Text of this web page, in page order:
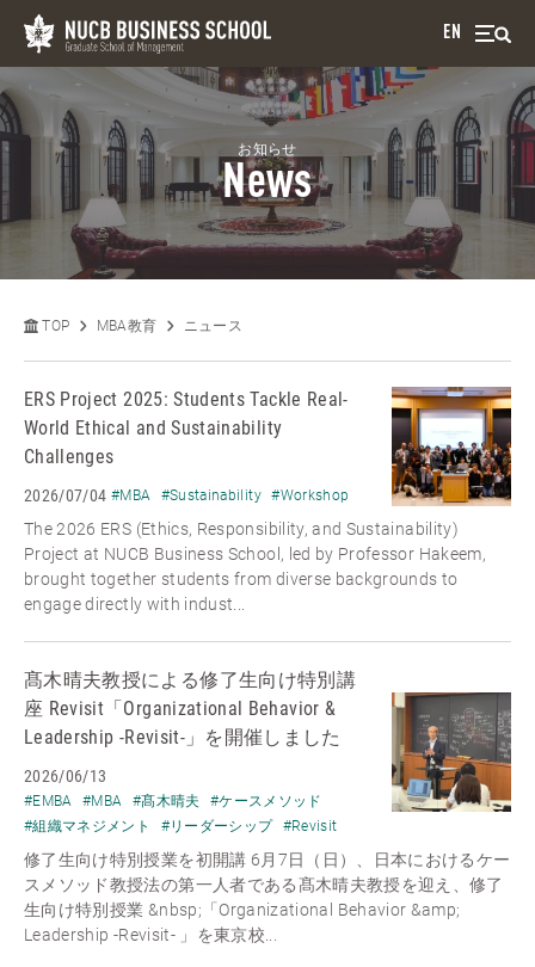
EN
お知らせ
News
TOP MBA教育 ニュース
ERS Project 2025: Students Tackle Real-
World Ethical and Sustainability
Challenges
2026/07/04 #MBA #Sustainability #Workshop
The 2026 ERS (Ethics, Responsibility, and Sustainability)
Project at NUCB Business School, led by Professor Hakeem,
brought together students from diverse backgrounds to
engage directly with indust...
髙木晴夫教授による修了生向け特別講
座 Revisit「Organizational Behavior &
Leadership -Revisit-」を開催しました
2026/06/13
#EMBA #MBA #髙木晴夫
#ケースメソッド
#組織マネジメント
#リーダーシップ #Revisit
修了生向け特別授業を初開講 6月7日（日）、日本におけるケー
スメソッド教授法の第一人者である髙木晴夫教授を迎え、修了
生向け特別授業 &nbsp;「Organizational Behavior &amp;
Leadership -Revisit- 」を東京校...